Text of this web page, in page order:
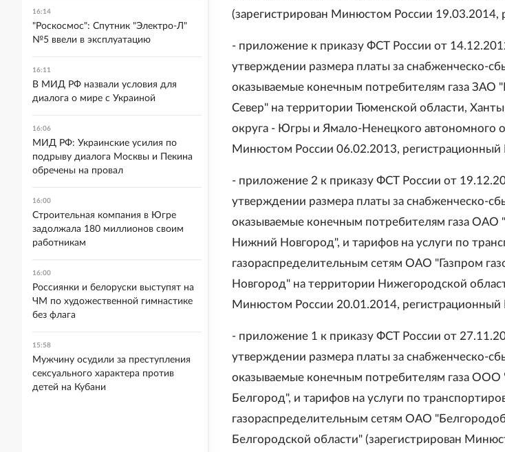
(зарегистрирован Минюстом России 19.03.2014,
- приложение к приказу ФСТ России от
утверждении размера платы за снабженческо-
оказываемые конечным потребителям газа ЗАО
Север" на территории Тюменской области,
округа - Югры и Ямало-Ненецкого автономного
Минюстом России 06.02.2013, регистрационный
- приложение 2 к приказу ФСТ России от
утверждении размера платы за снабженческо-
оказываемые конечным потребителям газа ОАО
Нижний Новгород", и тарифов на услуги по
газораспределительным сетям ОАО "Газпром
Новгород" на территории Нижегородской
Минюстом России 20.01.2014, регистрационный
- приложение 1 к приказу ФСТ России от
утверждении размера платы за снабженческо-
оказываемые конечным потребителям газа ООО
Белгород", и тарифов на услуги по
газораспределительным сетям ОАО
Белгородской области" (зарегистрирован
16:14
"Роскосмос": Спутник "Электро-Л"
№5 ввели в эксплуатацию
16:11
В МИД РФ назвали условия для
диалога о мире с Украиной
16:06
МИД РФ: Украинские усилия по
подрыву диалога Москвы и Пекина
обречены на провал
16:00
Строительная компания в Югре
задолжала 180 миллионов своим
работникам
16:00
Россиянки и белоруски выступят на
ЧМ по художественной гимнастике
без флага
15:58
Мужчину осудили за преступления
сексуального характера против
детей на Кубани